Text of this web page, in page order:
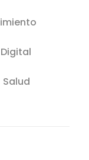
Salud